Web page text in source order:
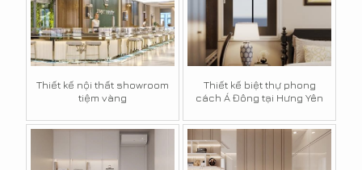
Thiết kế nội thất showroom
tiệm vàng
Thiết kế biệt thự phong
cách Á Đông tại Hưng Yên